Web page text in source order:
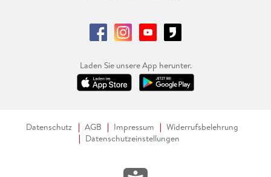
Laden Sie unsere App herunter.
Datenschutz AGB Impressum
Widerrufsbelehrung
Datenschutzeinstellungen